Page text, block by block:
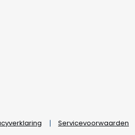
Servicevoorwaarden